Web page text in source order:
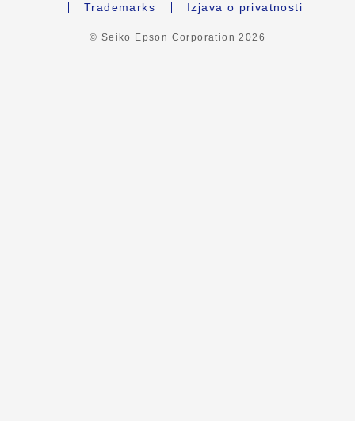
Trademarks
Izjava o privatnosti
© Seiko Epson Corporation2026